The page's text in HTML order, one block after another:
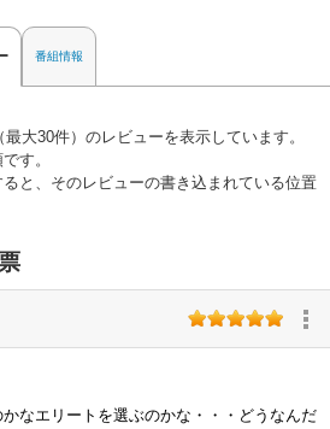
番組情報
大30件）のレビューを表示しています。
す。
と、そのレビューの書き込まれている位置
なエリートを選ぶのかな・・・どうなんだ